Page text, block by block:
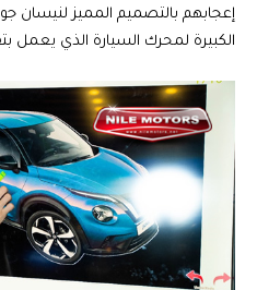
إعجابهم بالتصميم المميز لنيسان
الكبيرة لمحرك السيارة الذي يعمل